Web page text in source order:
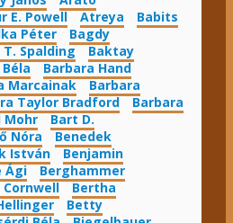
E. Powell Atreya
Babits
Péter
Bagdy
Spalding
Baktay
Barbara Hand
Marcainak
Barbara
Taylor Bradford
Barbara
Mohr
Bart D.
Nóra
Benedek
István
Benjamin
Ági
Berghammer
Cornwell
Bertha
Betty